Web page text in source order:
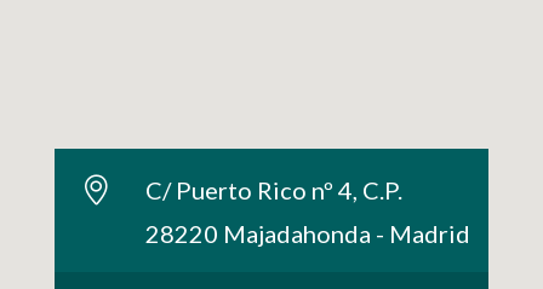
C/ Puerto Rico nº 4, C.P.
28220 Majadahonda - Madrid